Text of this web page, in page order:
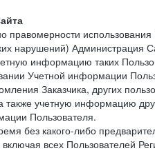
правомерности
нарушений) Администрация
информацию таких
Учетной информации
Заказчика, других
учетную информацию
Пользователя.
без какого-либо
всех Пользователей